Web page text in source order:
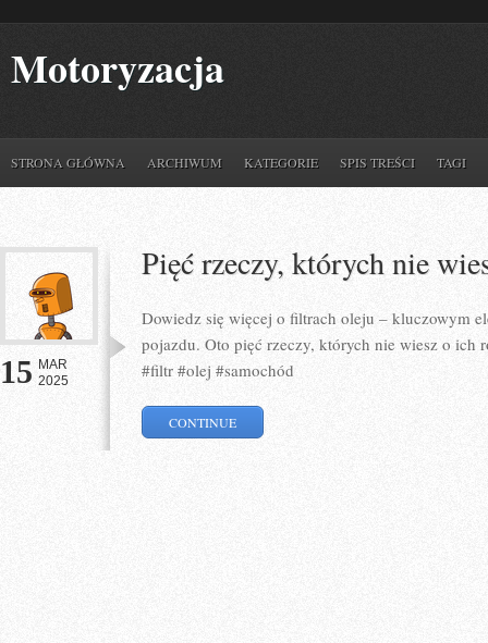
Motoryzacja
STRONA GŁÓWNA ARCHIWUM KATEGORIE SPIS TREŚCI TAGI
15 MAR
2025
Pięć rzeczy, których nie
Dowiedz się więcej o filtrach oleju – kluczowym
pojazdu. Oto pięć rzeczy, których nie wiesz o ich
#filtr #olej #samochód
CONTINUE